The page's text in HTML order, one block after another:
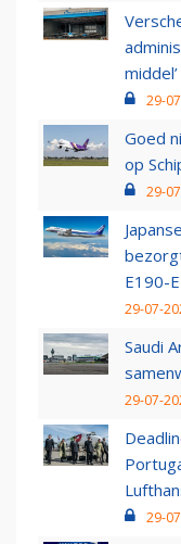
middel’
29-
Goed
op
29-
E190-
29-07-
Saudi
29-07-
29-